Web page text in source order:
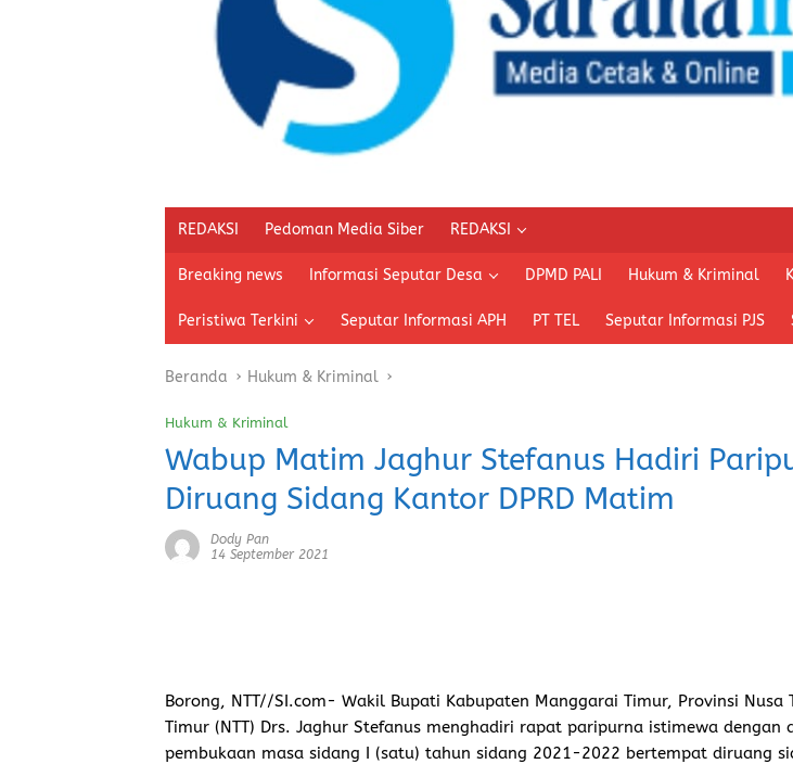
REDAKSI Pedoman Media Siber REDAKSI
Breaking news Informasi Seputar Desa DPMD PALI Hukum & Kriminal
Peristiwa Terkini Seputar Informasi APH PT TEL Seputar Informasi PJS
Beranda Hukum & Kriminal
Hukum & Kriminal
Wabup Matim Jaghur Stefanus Hadiri
Diruang Sidang Kantor DPRD Matim
Dody Pan
14 September 2021
Borong, NTT//SI.com- Wakil Bupati Kabupaten Manggarai Timur, Provinsi Nusa
Timur (NTT) Drs. Jaghur Stefanus menghadiri rapat paripurna istimewa dengan
pembukaan masa sidang I (satu) tahun sidang 2021-2022 bertempat diruang